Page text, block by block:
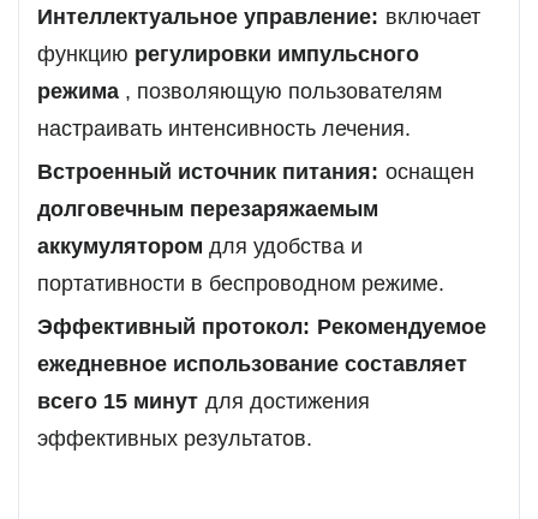
Интеллектуальное управление: включает
функцию регулировки импульсного
режима , позволяющую пользователям
настраивать интенсивность лечения.
Встроенный источник питания: оснащен
долговечным перезаряжаемым
аккумулятором для удобства и
портативности в беспроводном режиме.
Эффективный протокол: Рекомендуемое
ежедневное использование составляет
всего 15 минут для достижения
эффективных результатов.